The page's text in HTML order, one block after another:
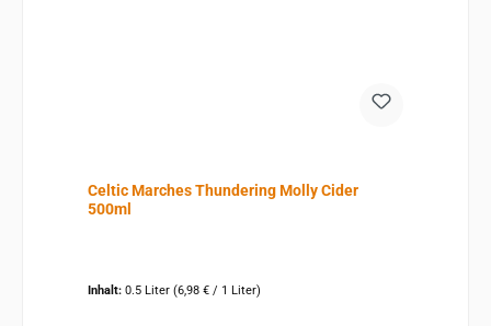
Celtic Marches Thundering Molly Cider
500ml
Inhalt: 0.5 Liter (6,98 € / 1 Liter)